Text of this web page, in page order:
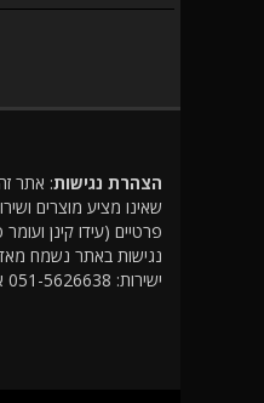
הצהרת נגישות: אתר
שאינו מציע מוצרים
פרטיים (עידו קינן
נגישות באתר נשמח
ישירות: 051-5626638 או במייל go@podcasti.co.